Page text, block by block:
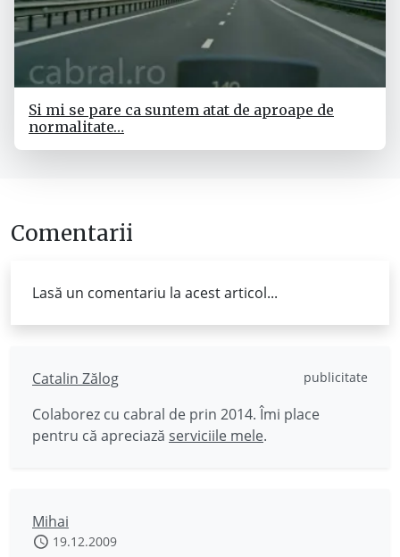
Si mi se pare ca suntem atat de aproape de
normalitate…
Comentarii
Lasă un comentariu la acest articol...
Catalin Zălog publicitate
Colaborez cu cabral de prin 2014. Îmi place
pentru că apreciază serviciile mele.
Mihai
19.12.2009